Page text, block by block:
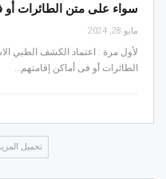
سواء على متن الطائرات
مايو 28, 2024
لأول مرة : اعتماد الكشف الطبي
الطائرات أو فى أماكن إقامتهم…
تحميل